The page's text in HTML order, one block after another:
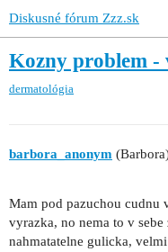
Diskusné fórum Zzz.sk
Kozny problem -
dermatológia
barbora_anonym
Mam pod pazuchou cudnu
vyrazka, no nema to v
nahmatatelne gulicka,